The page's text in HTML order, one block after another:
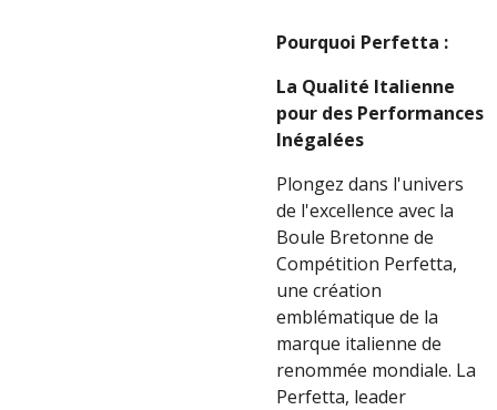
Pourquoi Perfetta :
La Qualité Italienne
pour des Performances
Inégalées
Plongez dans l'univers
de l'excellence avec la
Boule Bretonne de
Compétition Perfetta,
une création
emblématique de la
marque italienne de
renommée mondiale. La
Perfetta, leader